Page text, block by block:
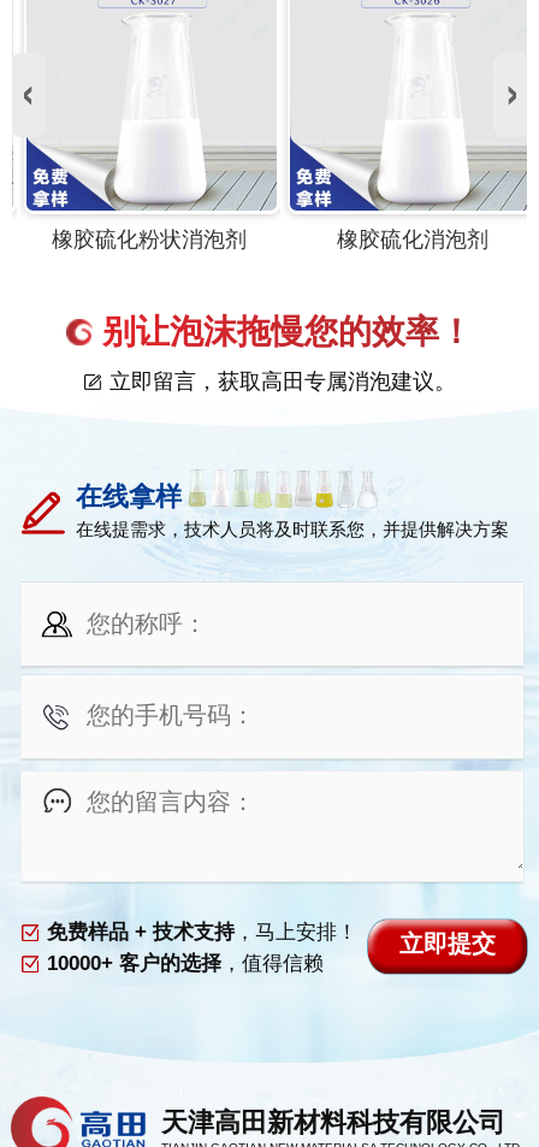
橡胶硫化粉状消泡剂 橡胶硫化消泡剂
别让泡沫拖慢您的效率！
立即留言，获取高田专属消泡建议。
在线拿样
在线提需求，技术人员将及时联系您，并提供解决方案
免费样品 + 技术支持，马上安排！
10000+ 客户的选择，值得信赖
天津高田新材料科技有限公司